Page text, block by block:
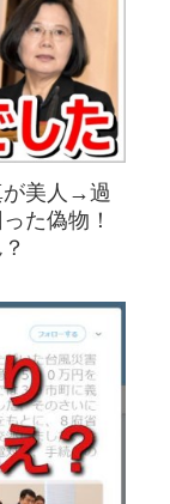
が美人→過
た偽物！